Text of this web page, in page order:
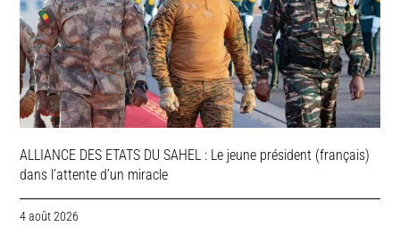
ALLIANCE DES ETATS DU SAHEL : Le jeune président (français)
dans l’attente d’un miracle
4 août 2026